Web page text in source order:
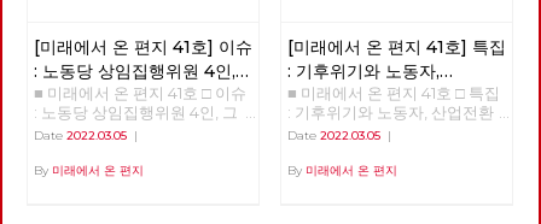
[미래에서 온 편지 41호] 이슈
: 노동당 상임집행위원 4인,
그들은 누구인가?
■ 미래에서 온 편지 41호 □ 이슈
: 노동당 상임집행위원 4인, 그
들은 누구인가? >>>>>> 업로드
Date 2022.03.05 |
By 미래에서 온 편지
[미래에서 온 편지 41호] 특집
: 기후위기와 노동자,
산업전환을 넘어
체제전환으로
■ 미래에서 온 편지 41호 □ 특집
: 기후위기와 노동자, 산업전환
을 넘어 체제전환으로 >>>>>>
Date 2022.03.05|
By 미래에서 온 편지